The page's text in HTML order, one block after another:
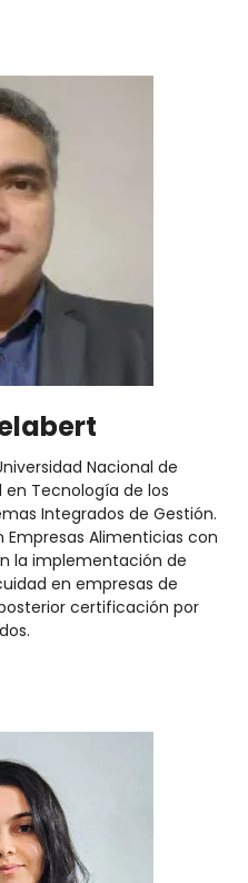
Nacional de
Tecnología de los
Integrados de Gestión.
Alimenticias con
la implementación de
en empresas de
certificación por